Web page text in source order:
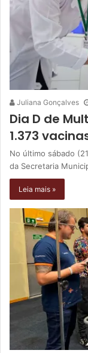
Juliana Gonçalves
Dia D de
1.373
No último sábado
da Secretaria
Leia mais »